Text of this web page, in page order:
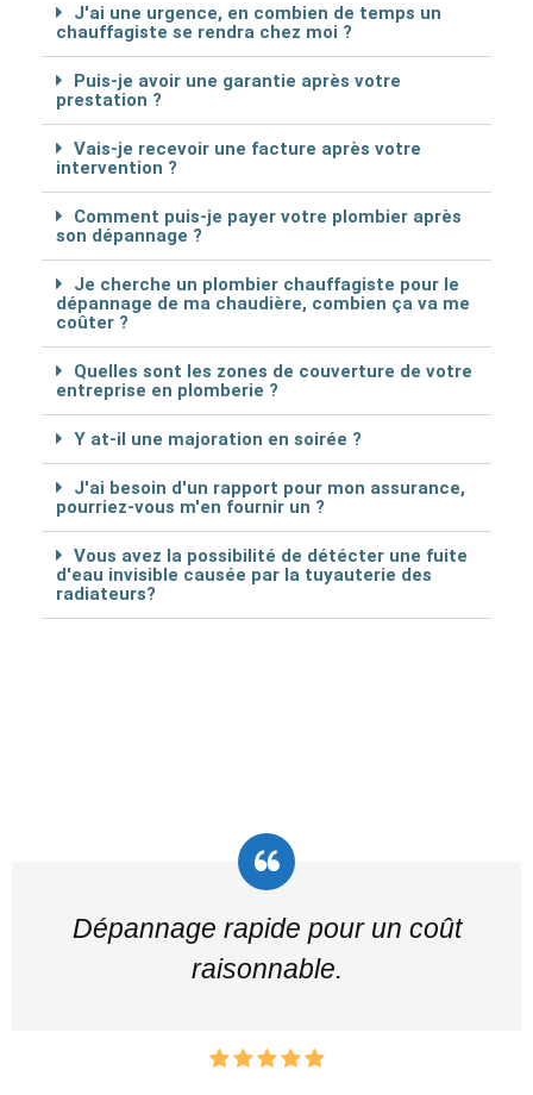
J'ai une urgence, en combien de temps un
chauffagiste se rendra chez moi ?
Puis-je avoir une garantie après votre
prestation ?
Vais-je recevoir une facture après votre
intervention ?
Comment puis-je payer votre plombier après
son dépannage ?
Je cherche un plombier chauffagiste pour le
dépannage de ma chaudière, combien ça va me
coûter ?
Quelles sont les zones de couverture de votre
entreprise en plomberie ?
Y at-il une majoration en soirée ?
J'ai besoin d'un rapport pour mon assurance,
pourriez-vous m'en fournir un ?
Vous avez la possibilité de détécter une fuite
d'eau invisible causée par la tuyauterie des
radiateurs?
Dépannage rapide pour un coût
raisonnable.